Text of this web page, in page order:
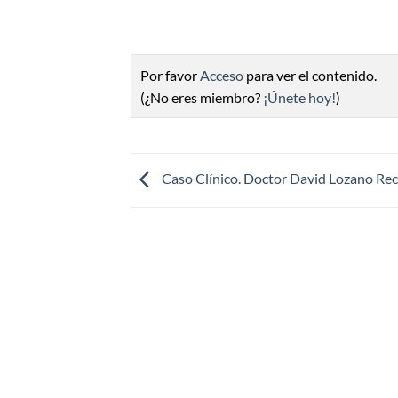
Por favorAcceso para ver el contenido.
(¿No eres miembro? ¡Únete hoy!)
Caso Clínico. Doctor David Lozano